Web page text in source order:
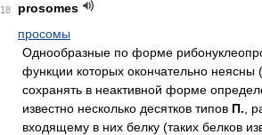
18
prosomes
просомы
Однообразные по форме
функции которых окончательно неясны
сохранять в неактивной форме
известно несколько десятков типов П. ,
входящему в них белку (таких белков